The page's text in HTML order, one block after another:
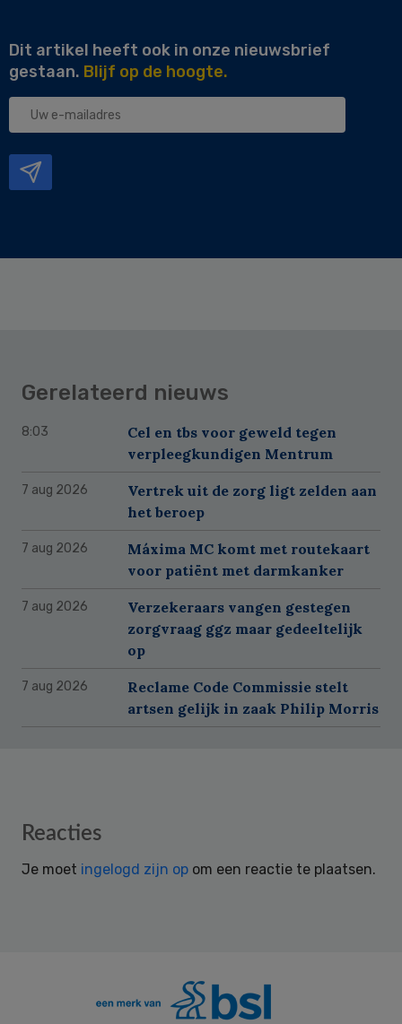
Dit artikel heeft ook in onze nieuwsbrief
gestaan. Blijf op de hoogte.
Uw
Gerelateerd nieuws
8:03
Cel en tbs voor geweld tegen
verpleegkundigen Mentrum
7 aug 2026
Vertrek uit de zorg ligt zelden aan
het beroep
7 aug 2026
Máxima MC komt met routekaart
voor patiënt met darmkanker
7 aug 2026
Verzekeraars vangen gestegen
zorgvraag ggz maar gedeeltelijk
op
7 aug 2026
Reclame Code Commissie stelt
artsen gelijk in zaak Philip Morris
Reader
Reacties
Je moet ingelogd zijn op om een reactie te plaatsen.